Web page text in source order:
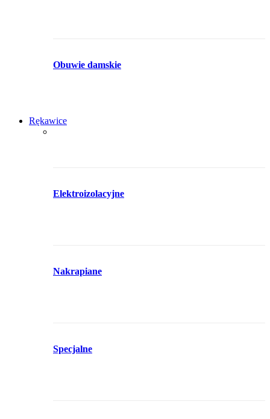
Obuwie damskie
Rękawice
Elektroizolacyjne
Nakrapiane
Specjalne